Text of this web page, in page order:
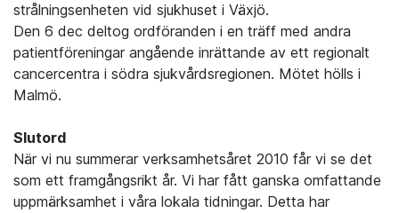
strålningsenheten vid sjukhuset i Växjö.
Den 6 dec deltog ordföranden i en träff med andra
patientföreningar angående inrättande av ett regionalt
cancercentra i södra sjukvårdsregionen. Mötet hölls i
Malmö.
Slutord
När vi nu summerar verksamhetsåret 2010 får vi se det
som ett framgångsrikt år. Vi har fått ganska omfattande
uppmärksamhet i våra lokala tidningar. Detta har